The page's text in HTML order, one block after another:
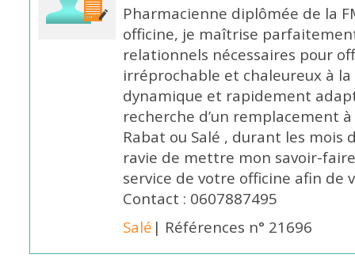
Pharmacienne diplômée de la
officine, je maîtrise
relationnels nécessaires pour
irréprochable et chaleureux à
dynamique et rapidement
recherche d’un remplacement
Rabat ou Salé , durant les mois
ravie de mettre mon savoir-
service de votre officine afin de
Contact : 0607887495
Salé | Références n° 21696